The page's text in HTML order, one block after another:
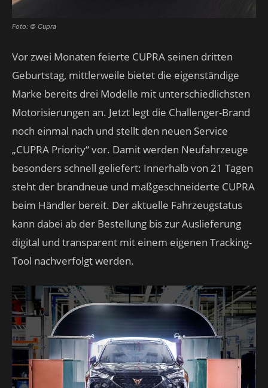
Foto: © Cupra
Vor zwei Monaten feierte CUPRA seinen dritten
Geburtstag, mittlerweile bietet die eigenständige
Marke bereits drei Modelle mit unterschiedlichsten
Motorisierungen an. Jetzt legt die Challenger-Brand
noch einmal nach und stellt den neuen Service
„CUPRA Priority“ vor. Damit werden Neufahrzeuge
besonders schnell geliefert: Innerhalb von 21 Tagen
steht der brandneue und maßgeschneiderte CUPRA
beim Händler bereit. Der aktuelle Fahrzeugstatus
kann dabei ab der Bestellung bis zur Auslieferung
digital und transparent mit einem eigenen Tracking-
Tool nachverfolgt werden.